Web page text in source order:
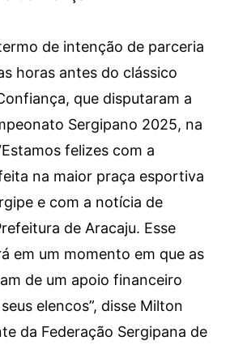
de intenção de parceria
horas antes do clássico
que disputaram a
Sergipano 2025, na
felizes com a
na maior praça esportiva
e com a notícia de
de Aracaju. Esse
em um momento em que as
de um apoio financeiro
elencos”, disse Milton
da Federação Sergipana de